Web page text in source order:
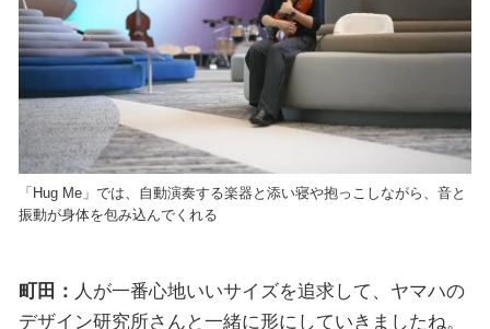
「Hug Me」では、自動演奏する楽器と添い寝や抱っこしながら、音と
振動が身体を包み込んでくれる
町田： 人が一番心地いいサイズを追求して、ヤマハの
デザイン研究所さんと一緒に形にしていきましたね。